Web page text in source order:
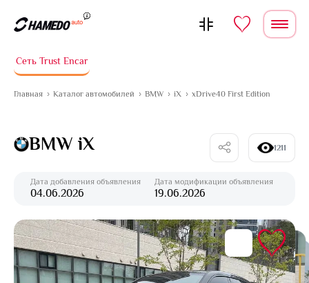
Сеть Trust Encar
Главная Каталог автомобилей BMW iX xDrive40 First Edition
BMW iX 1211
Дата добавления объявления
04.06.2026
Дата модификации объявления
19.06.2026